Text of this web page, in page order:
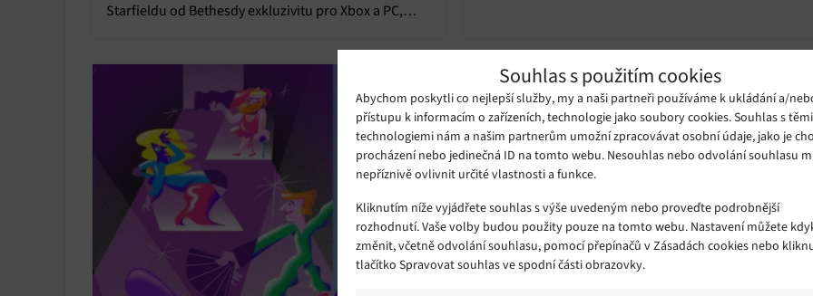
Souhlas s použitím cookies
Abychom poskytli co nejlepší služby, my a naši partneři používáme k ukládání a/
přístupu k informacím o zařízeních, technologie jako soubory cookies. Souhlas s
technologiemi nám a našim partnerům umožní zpracovávat osobní údaje, jako je
procházení nebo jedinečná ID na tomto webu. Nesouhlas nebo odvolání souhlasu
nepříznivě ovlivnit určité vlastnosti a funkce.
Kliknutím níže vyjádřete souhlas s výše uvedeným nebo proveďte podrobnější
rozhodnutí. Vaše volby budou použity pouze na tomto webu. Nastavení můžete
změnit, včetně odvolání souhlasu, pomocí přepínačů v Zásadách cookies nebo
tlačítko Spravovat souhlas ve spodní části obrazovky.
Starfieldu od Bethesdy exkluzivitu pro Xbox a PC,